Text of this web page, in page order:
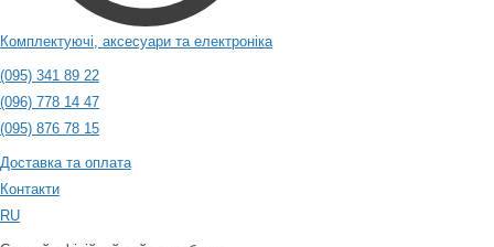
Комплектуючі, аксесуари та електроніка
(095) 341 89 22
(096) 778 14 47
(095) 876 78 15
Доставка та оплата
Контакти
RU